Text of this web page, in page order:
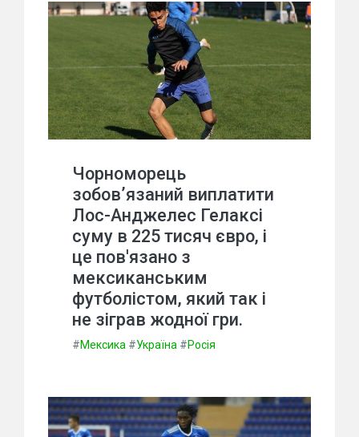
Чорноморець
зобов’язаний виплатити
Лос-Анджелес Гелаксі
суму в 225 тисяч євро, і
це пов'язано з
мексиканським
футболістом, який так і
не зіграв жодної гри.
#Мексика #Україна #Росія